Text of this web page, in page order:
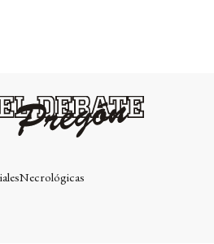
Necrológicas